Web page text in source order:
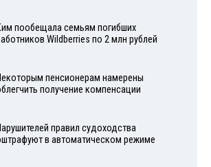
пообещала семьям погибших
Wildberries по 2 млн рублей
пенсионерам намерены
получение компенсации
правил судоходства
в автоматическом режиме